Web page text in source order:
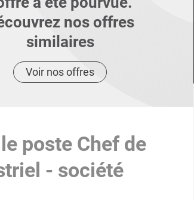
nos offres
similaires
Voir nos offres
poste Chef de
- société